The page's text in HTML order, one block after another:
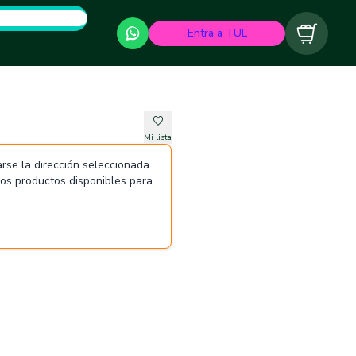
Entra a TUL Carrito
Mi lista
la dirección seleccionada.
productos disponibles para